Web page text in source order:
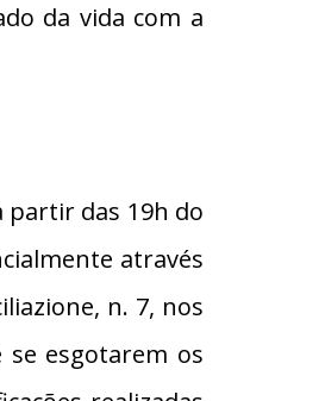
da vida com a
partir das 19h do
através
n. 7, nos
se esgotarem os